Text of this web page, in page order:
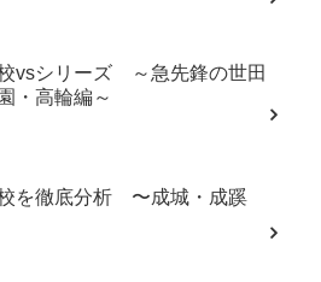
vsシリーズ ～急先鋒の世田
・高輪編～
を徹底分析 〜成城・成蹊